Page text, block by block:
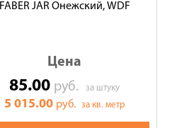
FABER JAR Онежский, WDF
Цена
85.00 руб.за штуку
5 015.00 руб.за кв. метр